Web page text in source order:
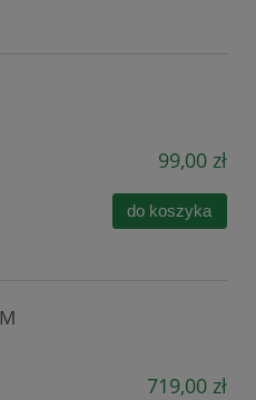
99,00 zł
do koszyka
719,00 zł